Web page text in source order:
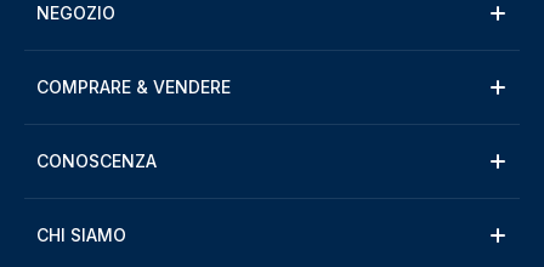
NEGOZIO
COMPRARE & VENDERE
CONOSCENZA
CHI SIAMO